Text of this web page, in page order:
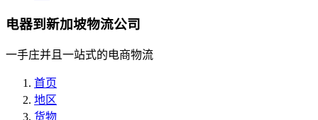
电器到新加坡物流公司
一手庄并且一站式的电商物流
首页
地区
货物